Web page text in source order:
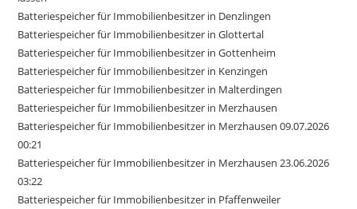
Batteriespeicher für Immobilienbesitzer in Denzlingen
Batteriespeicher für Immobilienbesitzer in Glottertal
Batteriespeicher für Immobilienbesitzer in Gottenheim
Batteriespeicher für Immobilienbesitzer in Kenzingen
Batteriespeicher für Immobilienbesitzer in Malterdingen
Batteriespeicher für Immobilienbesitzer in Merzhausen
Batteriespeicher für Immobilienbesitzer in Merzhausen 09.07.2026
00:21
Batteriespeicher für Immobilienbesitzer in Merzhausen 23.06.2026
03:22
Batteriespeicher für Immobilienbesitzer in Pfaffenweiler